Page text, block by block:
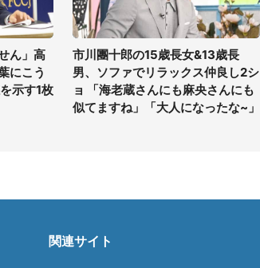
ん」高
にこう
示す1枚
市川團十郎の15歳長女&13歳長
男、ソファでリラックス仲良し2シ
ョ 「海老蔵さんにも麻央さんにも
似てますね」「大人になったな~」
関連サイト